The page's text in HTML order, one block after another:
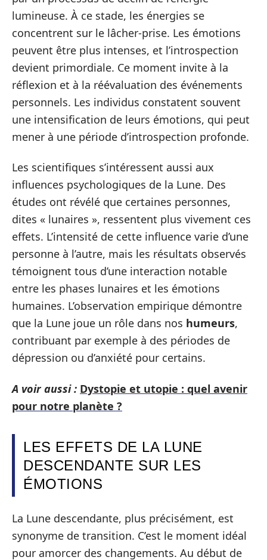
lumineuse. À ce stade, les énergies se
concentrent sur le lâcher-prise. Les émotions
peuvent être plus intenses, et l’introspection
devient primordiale. Ce moment invite à la
réflexion et à la réévaluation des événements
personnels. Les individus constatent souvent
une intensification de leurs émotions, qui peut
mener à une période d’introspection profonde.
Les scientifiques s’intéressent aussi aux
influences psychologiques de la Lune. Des
études ont révélé que certaines personnes,
dites « lunaires », ressentent plus vivement ces
effets. L’intensité de cette influence varie d’une
personne à l’autre, mais les résultats observés
témoignent tous d’une interaction notable
entre les phases lunaires et les émotions
humaines. L’observation empirique démontre
que la Lune joue un rôle dans nos humeurs,
contribuant par exemple à des périodes de
dépression ou d’anxiété pour certains.
A voir aussi : Dystopie et utopie : quel avenir
pour notre planète ?
LES EFFETS DE LA LUNE
DESCENDANTE SUR LES
ÉMOTIONS
La Lune descendante, plus précisément, est
synonyme de transition. C’est le moment idéal
pour amorcer des changements. Au début de